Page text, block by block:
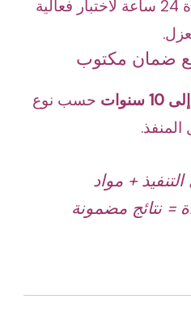
نملأ السطح بالماء لمدة 24 ساعة لاختبار فعالية
ضمان مكتوب
حسب نوع
المنفذ.
+ مواد
= نتائج مضمونة